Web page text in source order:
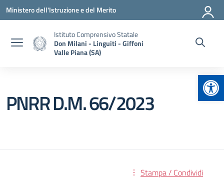
Vai ai contenuti
Vai al menu di navigazione
Vai al footer
Ministero dell'Istruzione e del Merito
Istituto Comprensivo Statale
Don Milani - Linguiti - Giffoni
Valle Piana (SA)
PNRR D.M. 66/2023
Stampa / Condividi